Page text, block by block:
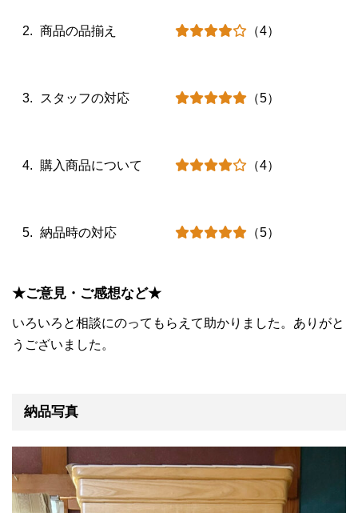
商品の品揃え （4）
スタッフの対応 （5）
購入商品について （4）
納品時の対応 （5）
★ご意見・ご感想など★
いろいろと相談にのってもらえて助かりました。ありがと
うございました。
納品写真